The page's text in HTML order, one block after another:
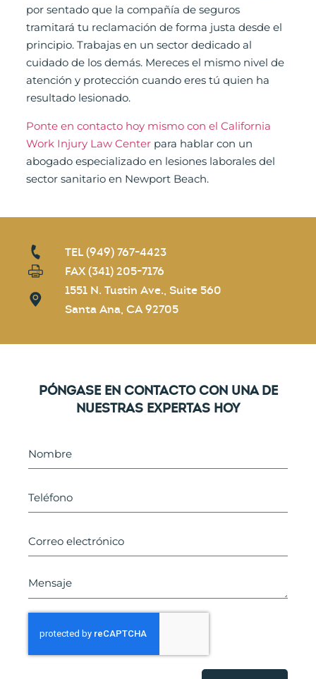
por sentado que la compañía de seguros
tramitará tu reclamación de forma justa desde el
principio. Trabajas en un sector dedicado al
cuidado de los demás. Mereces el mismo nivel de
atención y protección cuando eres tú quien ha
resultado lesionado.
Ponte en contacto hoy mismo con el California
Work Injury Law Centerpara hablar con un
abogado especializado en lesiones laborales del
sector sanitario en Newport Beach.
TEL (949) 767-4423
FAX (341) 205-7176
1551 N. Tustin Ave., Suite 560
Santa Ana, CA 92705
PÓNGASE EN CONTACTO CON UNA DE
NUESTRAS EXPERTAS HOY